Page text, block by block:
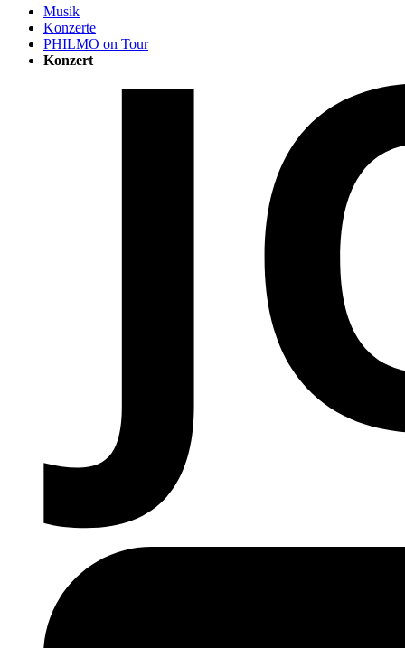
Musik
Konzerte
PHILMO on Tour
Konzert